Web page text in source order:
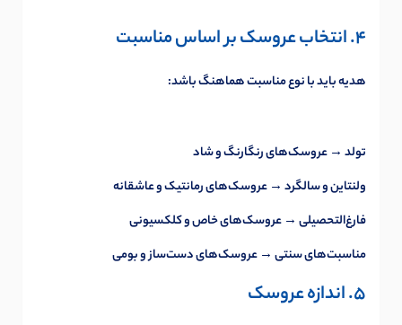
4. انتخاب عروسک بر اساس مناسبت
هدیه باید با نوع مناسبت هماهنگ باشد:
تولد → عروسک‌های رنگارنگ و شاد
ولنتاین و سالگرد → عروسک‌های رمانتیک و عاشقانه
فارغ‌التحصیلی → عروسک‌های خاص و کلکسیونی
مناسبت‌های سنتی → عروسک‌های دست‌ساز و بومی
5. اندازه عروسک